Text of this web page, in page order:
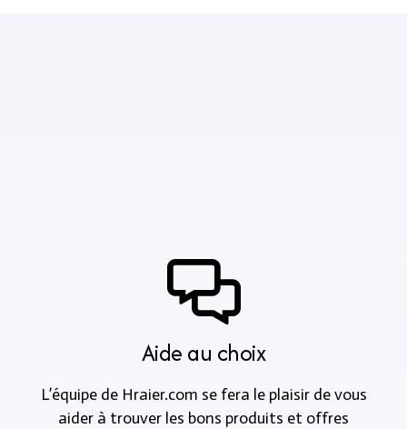
Aide au choix
L’équipe de Hraier.com se fera le plaisir de vous
aider à trouver les bons produits et offres